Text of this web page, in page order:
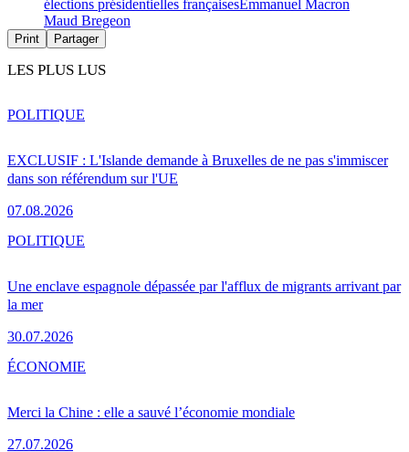
élections présidentielles françaisesEmmanuel Macron
Maud Bregeon
Print Partager
LES PLUS LUS
EXCLUSIF : L'Islande demande à Bruxelles de ne pas s'immiscer
dans son référendum sur l'UE
07.08.2026
POLITIQUE
Une enclave espagnole dépassée par l'afflux de migrants arrivant par
la mer
30.07.2026
POLITIQUE
Merci la Chine : elle a sauvé l’économie mondiale
27.07.2026
ÉCONOMIE